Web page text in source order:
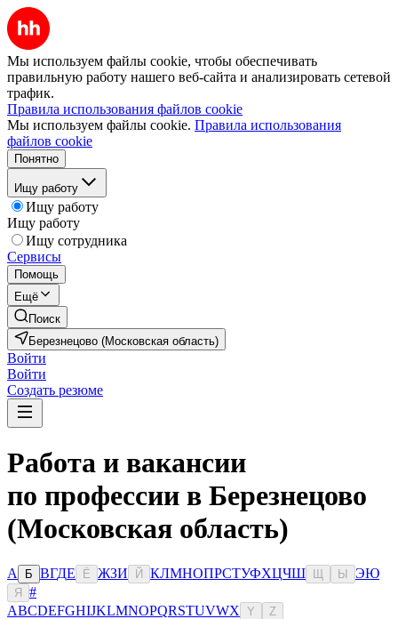
Мы используем файлы cookie, чтобы обеспечивать
правильную работу нашего веб-сайта и анализировать сетевой
трафик.
Правила использования файлов cookie
Мы используем файлы cookie. Правила использования
файлов cookie
Понятно
Ищу работу
Ищу работу
Ищу работу
Ищу сотрудника
Сервисы
Помощь
Ещё
Поиск
Березнецово (Московская область)
Войти
Войти
Создать резюме
Работа и вакансии
по профессии в Березнецово
(Московская область)
А Б ВГДЕ Ё ЖЗИ Й КЛМНОПРСТУФХЦЧШ Ы ЭЮ
Я
#
ABCDEFGHIJKLMNOPQRSTUVWX Y Z